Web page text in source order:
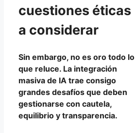
cuestiones éticas
a considerar
Sin embargo, no es oro todo lo
que reluce. La integración
masiva de IA trae consigo
grandes desafíos que deben
gestionarse con cautela,
equilibrio y transparencia.